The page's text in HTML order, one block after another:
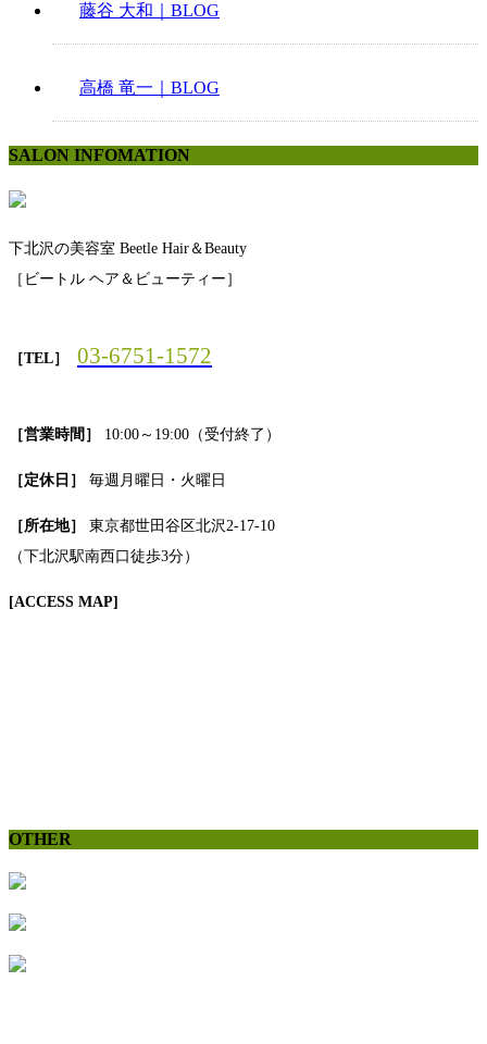
藤谷 大和｜BLOG
高橋 竜一｜BLOG
SALON INFOMATION
下北沢の美容室 Beetle Hair＆Beauty
［ビートル ヘア＆ビューティー］
［TEL］ 03-6751-1572
［営業時間］ 10:00～19:00（受付終了）
［定休日］ 毎週月曜日・火曜日
［所在地］
東京都世田谷区北沢2-17-10
（下北沢駅南西口徒歩3分）
[ACCESS MAP]
OTHER